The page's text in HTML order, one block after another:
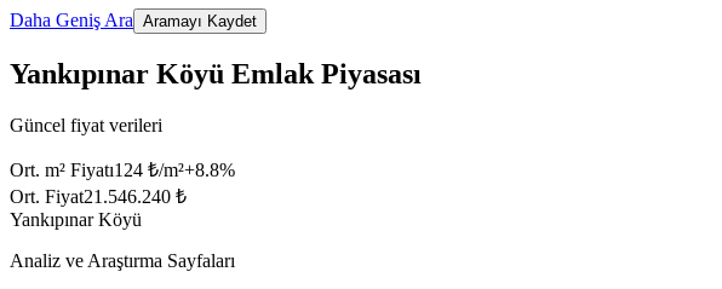
Daha Geniş Ara Aramayı Kaydet
Yankıpınar Köyü Emlak Piyasası
Güncel fiyat verileri
Ort. m² Fiyatı124 ₺/m²+8.8%
Ort. Fiyat21.546.240 ₺
Yankıpınar Köyü
Analiz ve Araştırma Sayfaları